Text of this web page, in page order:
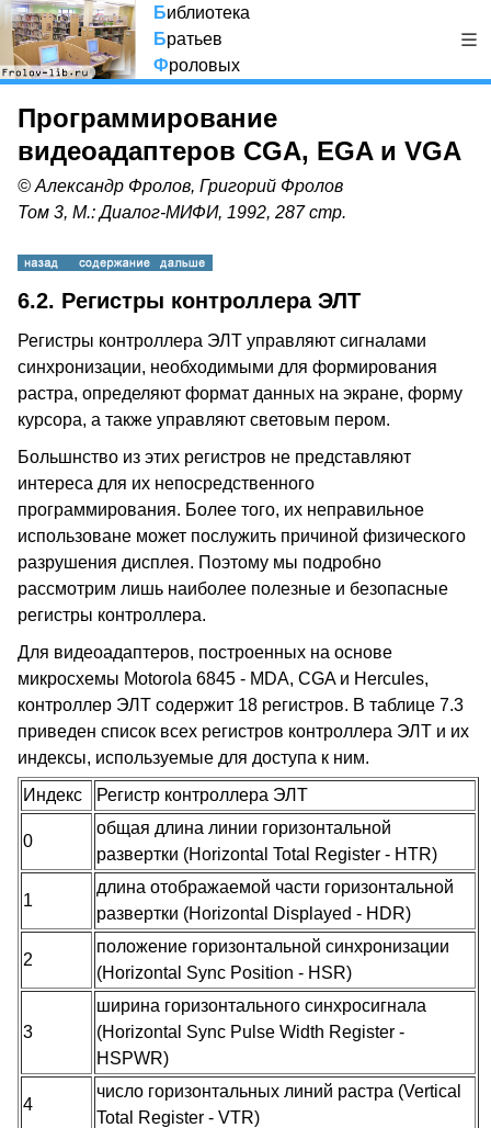
Библиотека
Братьев
Фроловых
Программирование
видеоадаптеров CGA, EGA и VGA
© Александр Фролов, Григорий Фролов
Том 3, М.: Диалог-МИФИ, 1992, 287 стр.
6.2. Регистры контроллера ЭЛТ
Регистры контроллера ЭЛТ управляют сигналами
синхронизации, необходимыми для формирования
растра, определяют формат данных на экране, форму
курсора, а также управляют световым пером.
Большнство из этих регистров не представляют
интереса для их непосредственного
программирования. Более того, их неправильное
использоване может послужить причиной физического
разрушения дисплея. Поэтому мы подробно
рассмотрим лишь наиболее полезные и безопасные
регистры контроллера.
Для видеоадаптеров, построенных на основе
микросхемы Motorola 6845 - MDA, CGA и Hercules,
контроллер ЭЛТ содержит 18 регистров. В таблице 7.3
приведен список всех регистров контроллера ЭЛТ и их
индексы, используемые для доступа к ним.
Индекс
Регистр контроллера ЭЛТ
0
общая длина линии горизонтальной
развертки (Horizontal Total Register - HTR)
1
длина отображаемой части горизонтальной
развертки (Horizontal Displayed - HDR)
2
положение горизонтальной синхронизации
(Horizontal Sync Position - HSR)
3
ширина горизонтального синхросигнала
(Horizontal Sync Pulse Width Register -
HSPWR)
4
число горизонтальных линий растра (Vertical
Total Register - VTR)